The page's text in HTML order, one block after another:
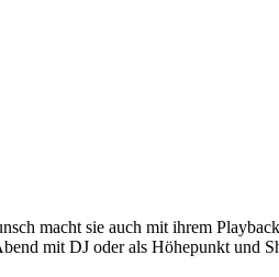
macht sie auch mit ihrem
mit DJ oder als Höhepunkt und